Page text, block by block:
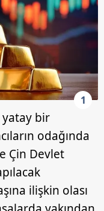
1
bir
odağında
Çin Devlet
ilişkin olası